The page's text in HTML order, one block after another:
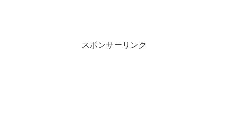
スポンサーリンク